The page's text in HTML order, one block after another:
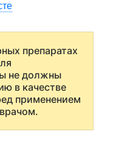
препаратах
не должны
в качестве
применением